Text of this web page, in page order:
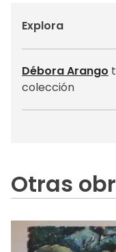
Explora
Débora Arango
colección
Otras